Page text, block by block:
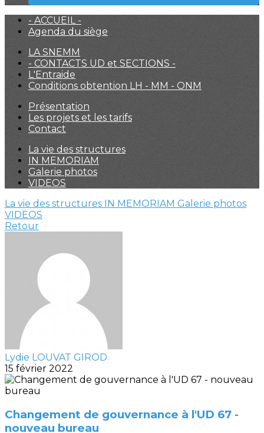
- ACCUEIL -
Agenda du siège
LA SNEMM
- CONTACTS UD et SECTIONS -
L'Entraide
Conditions obtention LH - MM - ONM
Présentation
Les projets et les tarifs
Contact
La vie des structures
IN MEMORIAM
Galerie photos
VIDEOS
La vie des structures IN MEMORIAM Galerie photos
VIDEOS
Retour
Lydie LOUVAT GIROD
15 février 2022
Changement de gouvernance à l'UD 67 -
nouveau bureau